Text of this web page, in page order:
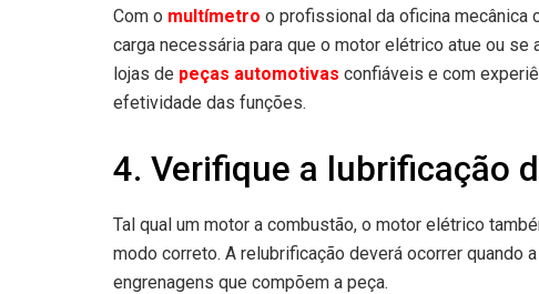
Com o multímetro o profissional da oficina mecânica
carga necessária para que o motor elétrico atue ou
lojas de peças automotivas confiáveis e com
efetividade das funções.
4. Verifique a lubrificação
Tal qual um motor a combustão, o motor elétrico
modo correto. A relubrificação deverá ocorrer quando
engrenagens que compõem a peça.